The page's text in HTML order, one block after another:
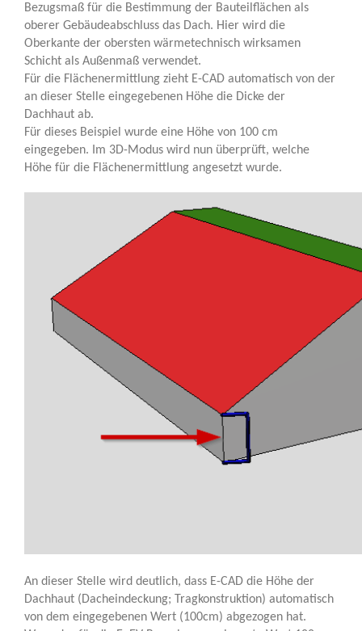
Bezugsmaß für die Bestimmung der Bauteilflächen als
oberer Gebäudeabschluss das Dach. Hier wird die
Oberkante der obersten wärmetechnisch wirksamen
Schicht als Außenmaß verwendet.
Für die Flächenermittlung zieht E-CAD automatisch von der
an dieser Stelle eingegebenen Höhe die Dicke der
Dachhaut ab.
Für dieses Beispiel wurde eine Höhe von 100 cm
eingegeben. Im 3D-Modus wird nun überprüft, welche
Höhe für die Flächenermittlung angesetzt wurde.
An dieser Stelle wird deutlich, dass E-CAD die Höhe der
Dachhaut (Dacheindeckung; Tragkonstruktion) automatisch
von dem eingegebenen Wert (100cm) abgezogen hat.